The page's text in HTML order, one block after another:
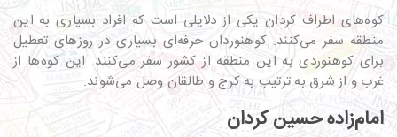
کوه‌های اطراف کردان یکی از دلایلی است که افراد بسیاری به این
منطقه سفر می‌کنند. کوهنوردان حرفه‌ای بسیاری در روزهای تعطیل
برای کوهنوردی به این منطقه از کشور سفر می‌کنند. این کوه‌ها از
غرب و از شرق به ترتیب به کرج و طالقان وصل می‌شوند.
امام‌زاده حسین کردان